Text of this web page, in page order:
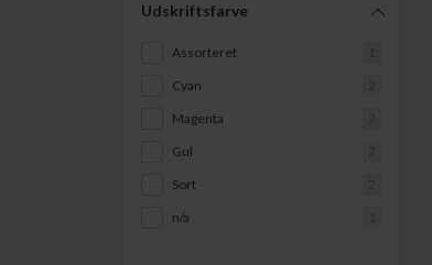
Udskriftsfarve
Assorteret
Cyan
Magenta
Gul
Sort
n/a